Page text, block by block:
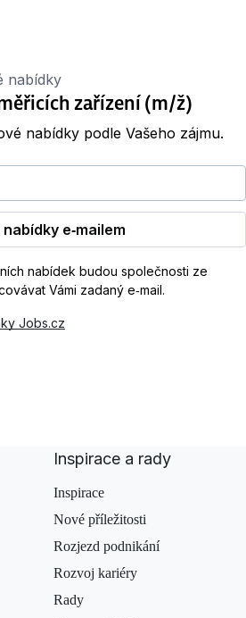
nabídky
zařízení (m/ž)
nabídky podle Vašeho zájmu.
e‑mailem
nabídek budou společnosti ze
Vámi zadaný e‑mail.
Jobs.cz
Inspirace a rady
Inspirace
Nové příležitosti
Rozjezd podnikání
Rozvoj kariéry
Rady